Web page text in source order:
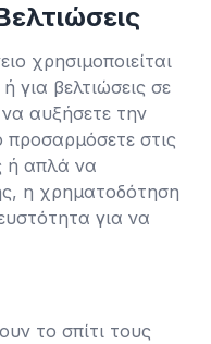
χρησιμοποιείται
για βελτιώσεις σε
αυξήσετε την
προσαρμόσετε στις
ή απλά να
η χρηματοδότηση
για να
το σπίτι τους